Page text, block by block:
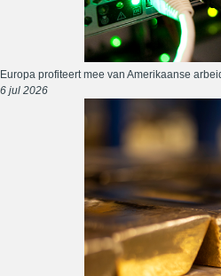
Europa profiteert mee van Amerikaanse
6 jul 2026